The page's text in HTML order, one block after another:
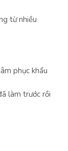
từ nhiều
phục khẩu
làm trước rồi